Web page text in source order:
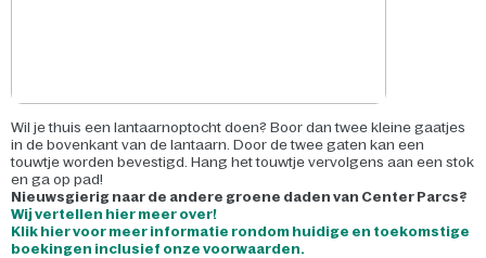
Wil je thuis een lantaarnoptocht doen? Boor dan twee kleine gaatjes
in de bovenkant van de lantaarn. Door de twee gaten kan een
touwtje worden bevestigd. Hang het touwtje vervolgens aan een stok
en ga op pad!
Nieuwsgierig naar de andere groene daden van Center Parcs?
Wij vertellen hier meer over!
Klik hier voor meer informatie rondom huidige en toekomstige
boekingen inclusief onze voorwaarden.